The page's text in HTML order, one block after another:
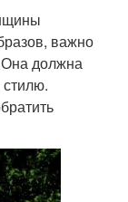
важно
должна